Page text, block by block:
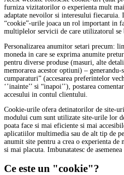
furniza vizitatorilor o experienta mult
adaptate nevoilor si interesului fiecaruia.
“cookie”-urile joaca un rol important in
multiplelor servicii de care utilizatorul se
Personalizarea anumitor setari precum:
moneda in care se exprima anumite
pentru diverse produse (masuri, alte
memorarea acestor optiuni) –
cumparaturi” (accesarea preferintelor
‘’inainte’’ si “inapoi’’), postarea
accesului in contul clientului.
Cookie-urile ofera detinatorilor de site-
modului cum sunt utilizate site-urile lor
poata face si mai eficiente si mai
aplicatiilor multimedia sau de alt tip de
anumit site pentru a crea o experienta
si mai placuta. Imbunatatesc de
Ce este un "cookie"?